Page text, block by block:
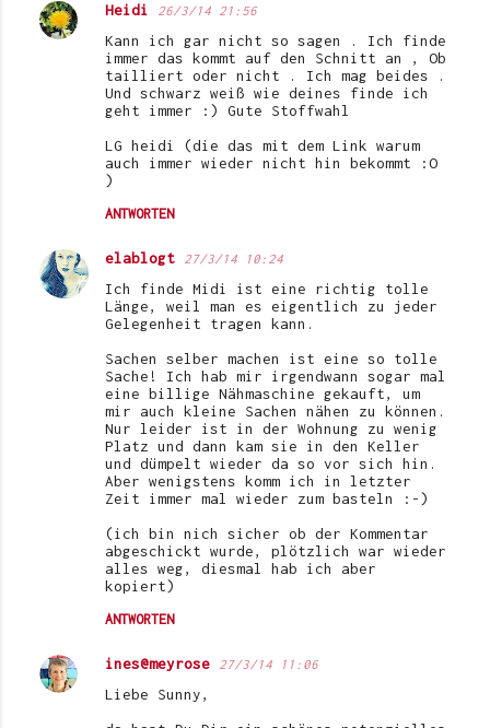
a
Heidi 26/3/14 21:56
Kann ich gar nicht so sagen . Ich finde
immer das kommt auf den Schnitt an , Ob
tailliert oder nicht . Ich mag beides .
Und schwarz weiß wie deines finde ich
geht immer :) Gute Stoffwahl
LG heidi (die das mit dem Link warum
auch immer wieder nicht hin bekommt :O
)
ANTWORTEN
elablogt 27/3/14 10:24
Ich finde Midi ist eine richtig tolle
Länge, weil man es eigentlich zu jeder
Gelegenheit tragen kann.
Sachen selber machen ist eine so tolle
Sache! Ich hab mir irgendwann sogar mal
eine billige Nähmaschine gekauft, um
mir auch kleine Sachen nähen zu können.
Nur leider ist in der Wohnung zu wenig
Platz und dann kam sie in den Keller
und dümpelt wieder da so vor sich hin.
Aber wenigstens komm ich in letzter
Zeit immer mal wieder zum basteln :-)
(ich bin nich sicher ob der Kommentar
abgeschickt wurde, plötzlich war wieder
alles weg, diesmal hab ich aber
kopiert)
ANTWORTEN
ines@meyrose 27/3/14 11:06
Liebe Sunny,